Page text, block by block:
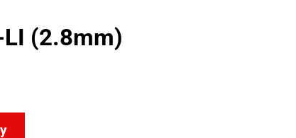
LI (2.8mm)
LI (2.8mm)